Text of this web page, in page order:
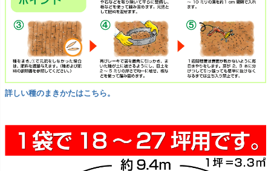
詳しい種のまきかたはこちら。